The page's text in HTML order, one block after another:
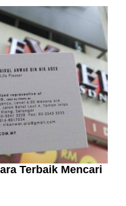
Terbaik Mencari